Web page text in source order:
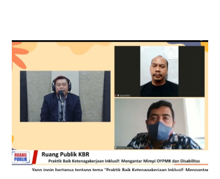
pindah ke Bali, hal penting yang menjadi perhatian saya adalah
kesehatan kulit. Ya itu tadi, alasan karena cuaca di Bali yang
puanasnya pol. Sementara kalau lagi musim penghujan, di Ubud
udaranya cukup dingin banget. Cuaca hot & cold, worry banget
ke kondisi kulit saya jadi terasa kering, kusam dan juga cepat
hitam. Jadi, andalan saya supaya kesehatan kulit bisa tetap
terjaga, caranya ya mau tidak mau harus rutin pakai body loti...